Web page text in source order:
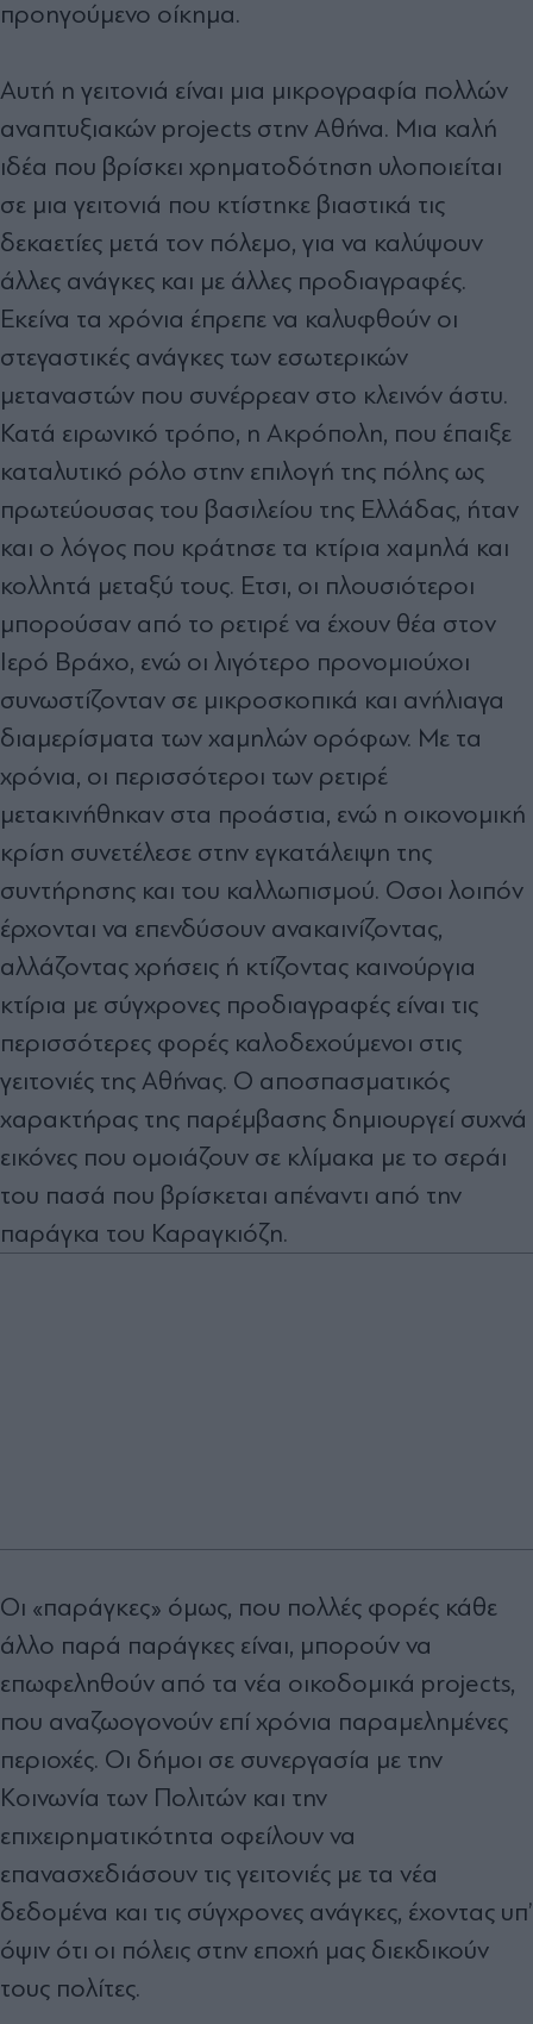
προηγούµενο οίκηµα.
Αυτή η γειτονιά είναι µια µικρογραφία πολλών
αναπτυξιακών projects στην Αθήνα. Μια καλή
ιδέα που βρίσκει χρηµατοδότηση υλοποιείται
σε µια γειτονιά που κτίστηκε βιαστικά τις
δεκαετίες µετά τον πόλεµο, για να καλύψουν
άλλες ανάγκες και µε άλλες προδιαγραφές.
Εκείνα τα χρόνια έπρεπε να καλυφθούν οι
στεγαστικές ανάγκες των εσωτερικών
µεταναστών που συνέρρεαν στο κλεινόν άστυ.
Κατά ειρωνικό τρόπο, η Ακρόπολη, που έπαιξε
καταλυτικό ρόλο στην επιλογή της πόλης ως
πρωτεύουσας του βασιλείου της Ελλάδας, ήταν
και ο λόγος που κράτησε τα κτίρια χαµηλά και
κολλητά µεταξύ τους. Ετσι, οι πλουσιότεροι
µπορούσαν από το ρετιρέ να έχουν θέα στον
Ιερό Βράχο, ενώ οι λιγότερο προνοµιούχοι
συνωστίζονταν σε µικροσκοπικά και ανήλιαγα
διαµερίσµατα των χαµηλών ορόφων. Με τα
χρόνια, οι περισσότεροι των ρετιρέ
µετακινήθηκαν στα προάστια, ενώ η οικονοµική
κρίση συνετέλεσε στην εγκατάλειψη της
συντήρησης και του καλλωπισµού. Οσοι λοιπόν
έρχονται να επενδύσουν ανακαινίζοντας,
αλλάζοντας χρήσεις ή κτίζοντας καινούργια
κτίρια µε σύγχρονες προδιαγραφές είναι τις
περισσότερες φορές καλοδεχούµενοι στις
γειτονιές της Αθήνας. Ο αποσπασµατικός
χαρακτήρας της παρέµβασης δηµιουργεί συχνά
εικόνες που οµοιάζουν σε κλίµακα µε το σεράι
του πασά που βρίσκεται απέναντι από την
παράγκα του Καραγκιόζη.
Οι «παράγκες» όµως, που πολλές φορές κάθε
άλλο παρά παράγκες είναι, µπορούν να
επωφεληθούν από τα νέα οικοδοµικά projects,
που αναζωογονούν επί χρόνια παραµεληµένες
περιοχές. Οι δήµοι σε συνεργασία µε την
Κοινωνία των Πολιτών και την
επιχειρηµατικότητα οφείλουν να
επανασχεδιάσουν τις γειτονιές µε τα νέα
δεδοµένα και τις σύγχρονες ανάγκες, έχοντας υπ’
όψιν ότι οι πόλεις στην εποχή µας διεκδικούν
τους πολίτες.